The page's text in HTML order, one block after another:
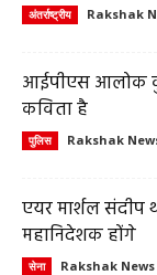
अंतर्राष्ट्रीय Rakshak
आईपीएस आलोक
कविता है
पुलिस Rakshak
एयर मार्शल
महानिदेशक होंगे
सेना Rakshak News